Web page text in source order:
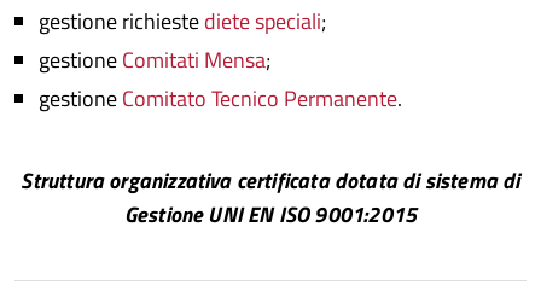
gestione richiestediete speciali;
gestioneComitati Mensa;
gestioneComitato Tecnico Permanente.
Struttura organizzativa certificata dotata di sistema di
Gestione UNI EN ISO 9001:2015